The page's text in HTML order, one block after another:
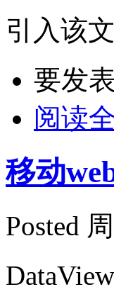
引入该
要发
阅读
移动
Posted